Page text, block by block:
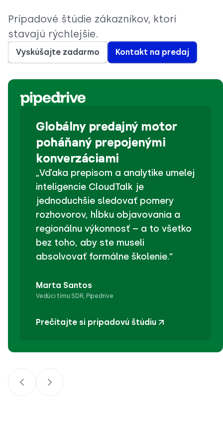
Prípadové štúdie zákazníkov, ktorí
stavajú rýchlejšie.
Vyskúšajte zadarmo Kontakt na predaj
Globálny predajný motor
poháňaný prepojenými
konverzáciami
„Vďaka prepisom a analytike umelej
inteligencie CloudTalk je
jednoduchšie sledovať pomery
rozhovorov, hĺbku objavovania a
regionálnu výkonnosť – a to všetko
bez toho, aby ste museli
absolvovať formálne školenie.“
Marta Santos
Vedúci tímu SDR, Pipedrive
Prečítajte si prípadovú štúdiu